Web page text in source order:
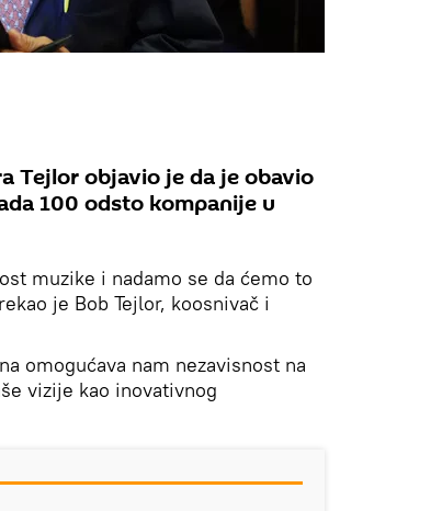
Tejlor objavio je da je obavio
100 odsto kompanije u
muzike i nadamo se da ćemo to
je Bob Tejlor, koosnivač i
omogućava nam nezavisnost na
vizije kao inovativnog